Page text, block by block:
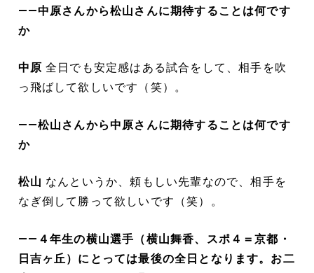
――中原さんから松山さんに期待することは何です
か
中原 全日でも安定感はある試合をして、相手を吹
っ飛ばして欲しいです（笑）。
――松山さんから中原さんに期待することは何です
か
松山 なんというか、頼もしい先輩なので、相手を
なぎ倒して勝って欲しいです（笑）。
――４年生の横山選手（横山舞香、スポ４＝京都・
日吉ヶ丘）にとっては最後の全日となります。お二